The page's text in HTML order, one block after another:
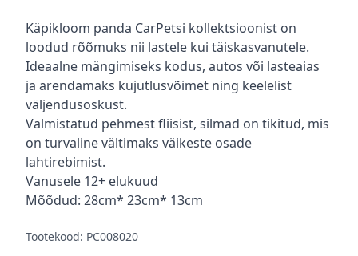
Kirjeldus
Käpikloom panda CarPetsi kollektsioonist on
loodud rõõmuks nii lastele kui täiskasvanutele.
Ideaalne mängimiseks kodus, autos või lasteaias
ja arendamaks kujutlusvõimet ning keelelist
väljendusoskust.
Valmistatud pehmest fliisist, silmad on tikitud, mis
on turvaline vältimaks väikeste osade
lahtirebimist.
Vanusele 12+ elukuud
Mõõdud: 28cm* 23cm* 13cm
Tootekood: PC008020